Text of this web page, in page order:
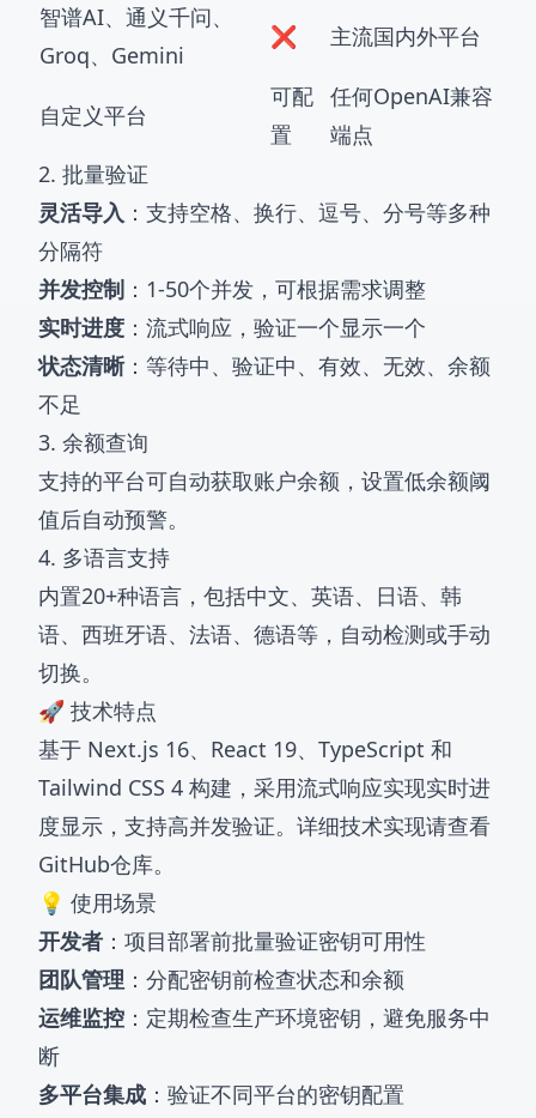
智谱AI、通义千问、
Groq、Gemini
❌ 主流国内外平台
自定义平台
可配
置
任何OpenAI兼容
端点
2. 批量验证
灵活导入 ：支持空格、换行、逗号、分号等多种
分隔符
并发控制 ：1-50个并发，可根据需求调整
实时进度 ：流式响应，验证一个显示一个
状态清晰：等待中、验证中、有效、无效、余额
不足
3. 余额查询
支持的平台可自动获取账户余额，设置低余额阈
值后自动预警。
4. 多语言支持
内置20+种语言，包括中文、英语、日语、韩
语、西班牙语、法语、德语等，自动检测或手动
切换。
🚀 技术特点
基于 Next.js 16、React 19、TypeScript 和
Tailwind CSS 4 构建，采用流式响应实现实时进
度显示，支持高并发验证。详细技术实现请查看
GitHub仓库。
💡 使用场景
开发者 ：项目部署前批量验证密钥可用性
团队管理 ：分配密钥前检查状态和余额
运维监控 ：定期检查生产环境密钥，避免服务中
断
多平台集成 ：验证不同平台的密钥配置